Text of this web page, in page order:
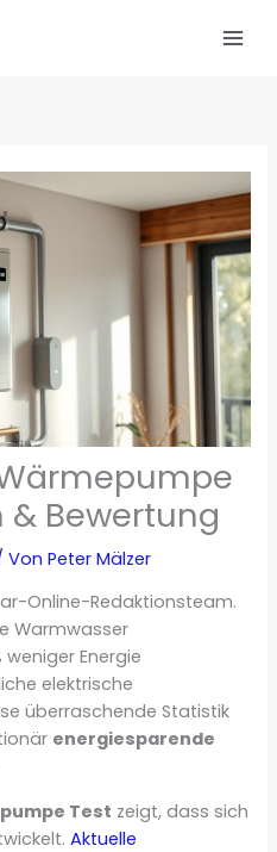
& Bewertung
VonPeter Mälzer
Online-Redaktionsteam.
Warmwasser
Energie
elektrische
überraschende Statistik
energiesparende
Test zeigt, dass sich
Aktuelle